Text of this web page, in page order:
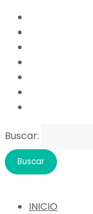
Buscar:
INICIO